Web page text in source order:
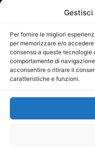
Gestisci
Per fornire le migliori
per memorizzare e/o
consenso a queste tecnologie
comportamento di
acconsentire o ritirare il
caratteristiche e funzioni.
Direttore
Direttore
Mercurio
iscritta al Registro